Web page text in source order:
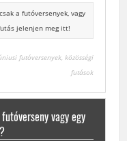
a futóversenyek, vagy
jelenjen meg itt!
futóversenyek, közösségi
futások
vagy egy